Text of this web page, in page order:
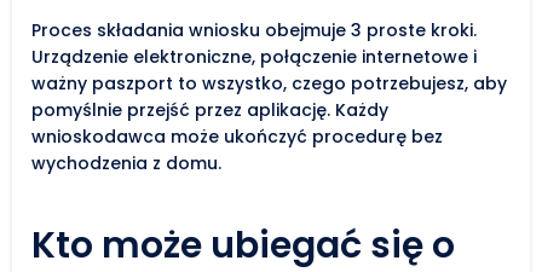
Proces składania wniosku obejmuje 3 proste kroki.
Urządzenie elektroniczne, połączenie internetowe i
ważny paszport to wszystko, czego potrzebujesz, aby
pomyślnie przejść przez aplikację. Każdy
wnioskodawca może ukończyć procedurę bez
wychodzenia z domu.
Kto może ubiegać się o